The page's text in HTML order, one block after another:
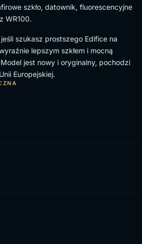
szkło, datownik, fluorescencyjne
WR100.
szukasz prostszego Edifice na
lepszym szkłem i mocną
jest nowy i oryginalny, pochodzi
Europejskiej.